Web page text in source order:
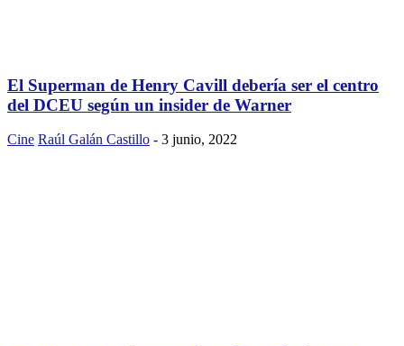
El Superman de Henry Cavill debería ser el centro
del DCEU según un insider de Warner
Cine Raúl Galán Castillo - 3 junio, 2022